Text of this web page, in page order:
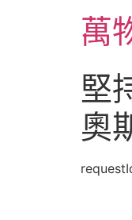
萬
堅
奧